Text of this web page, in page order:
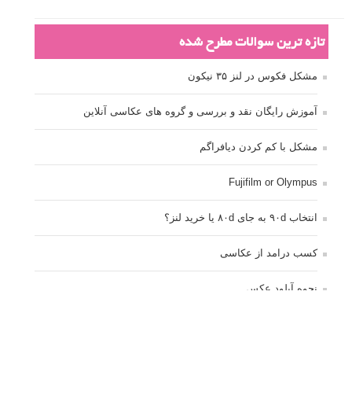
تازه ترین سوالات مطرح شده
مشکل فکوس در لنز ۳۵ نیکون
آموزش رایگان نقد و بررسی و گروه های عکاسی آنلاین
مشکل با کم کردن دیافراگم
Fujifilm or Olympus
انتخاب ۹۰d به جای ۸۰d یا خرید لنز؟
کسب درامد از عکاسی
نحوه آپلود عکس